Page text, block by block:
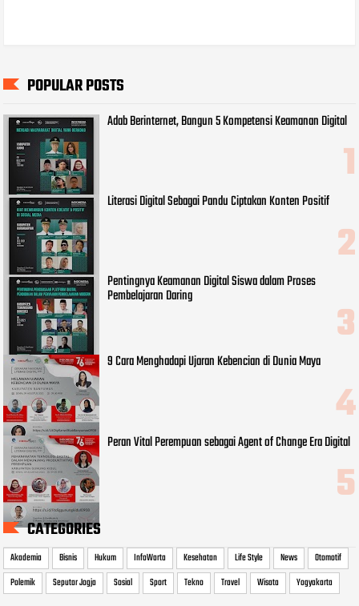
POPULAR POSTS
Adab Berinternet, Bangun 5 Kompetensi Keamanan Digital
Literasi Digital Sebagai Pandu Ciptakan Konten Positif
Pentingnya Keamanan Digital Siswa dalam Proses
Pembelajaran Daring
9 Cara Menghadapi Ujaran Kebencian di Dunia Maya
Peran Vital Perempuan sebagai Agent of Change Era Digital
CATEGORIES
Akademia Bisnis Hukum InfoWarta Kesehatan Life Style News
Otomotif
Polemik
Seputar Jogja Sosial Sport Tekno Travel Wisata Yogyakarta